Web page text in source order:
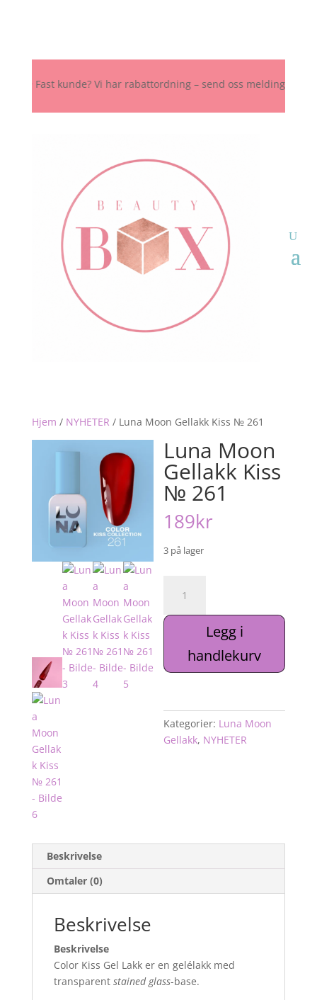
Fast kunde? Vi har rabattordning – send oss melding her,
Hjem / NYHETER / Luna Moon Gellakk Kiss № 261
Luna Moon
Gellakk Kiss
№ 261
189kr
3 på lager
Moon
Gellakk
261
Legg i
handlekurv
Kategorier: Luna Moon
Gellakk, NYHETER
Beskrivelse
Omtaler (0)
Beskrivelse
Beskrivelse
Color Kiss Gel Lakk er en gelélakk med
transparent stained glass-base.